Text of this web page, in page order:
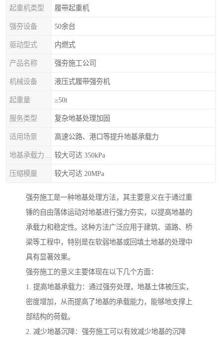
起重机类型 履带起重机
强夯设备 50余台
驱动型式 内燃式
产品名称 强夯施工公司
机械设备 液压式履带强夯机
起重量 ≥50t
服务类型 复杂地基处理加固
适用场景 高速公路、港口等提升地基承载力
较大可达 350kPa
压缩模量 较大可达 20MPa
强夯施工是一种地基处理方法，其主要意义在于通过重
锤的自由落体运动对地基进行强力夯实，以提高地基的
承载力和稳定性。这种方法广泛应用于建筑、道路、桥
梁等工程中，特别是在软弱地基或回填土地基的处理中
具有显著效果。
强夯施工的意义主要体现在以下几个方面：
1. 提高地基承载力：通过强夯处理，地基土体被压实，
密度增加，从而提高了地基的承载能力，能够地支撑上
部结构的荷载。
2. 减少地基沉降：强夯施工可以有效减少地基的沉降